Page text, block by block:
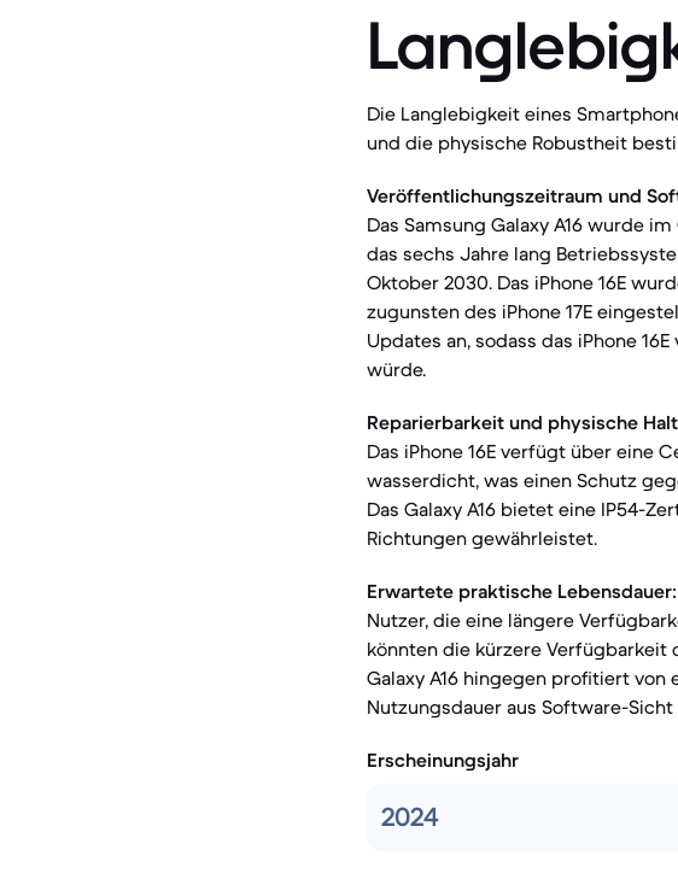
Die Langlebigkeit eines
und die physische Robustheit
Veröffentlichungszeitraum und
Das Samsung Galaxy A16 wurde
das sechs Jahre lang
Oktober 2030. Das iPhone 16E
zugunsten des iPhone 17E
Updates an, sodass das iPhone
würde.
Reparierbarkeit und physische
Das iPhone 16E verfügt über eine
wasserdicht, was einen Schutz
Das Galaxy A16 bietet eine IP54-
Richtungen gewährleistet.
Erwartete praktische Lebensdauer:
Nutzer, die eine längere
könnten die kürzere Verfügbarkeit
Galaxy A16 hingegen profitiert
Nutzungsdauer aus Software-
Erscheinungsjahr
2024